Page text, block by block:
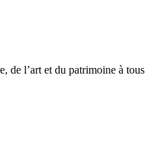
de l’art et du patrimoine à tous